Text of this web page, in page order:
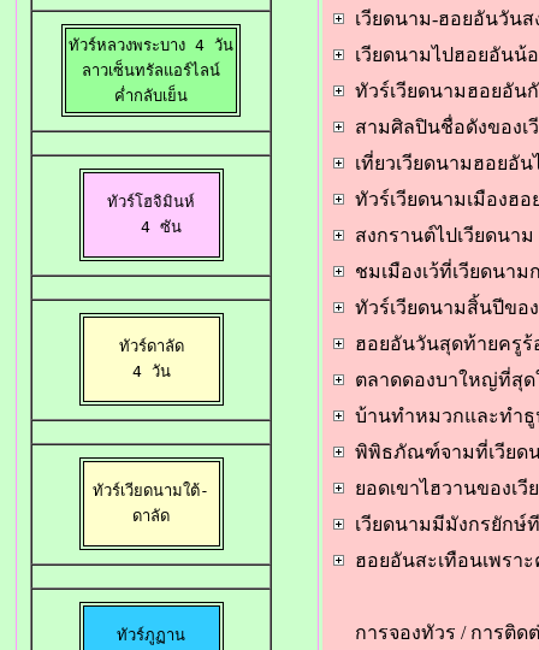
ทัวร์หลวงพระบาง 4 วัน
ลาวเซ็นทรัลแอร์ไลน์
ค่ำกลับเย็น
ทัวร์โฮจิมินห์
  4 ซัน
ทัวร์ดาลัด
4 วัน
ทัวร์เวียดนามใต้-
ดาลัด
ทัวร์ภูฏาน
เวียดนาม-ฮอยอันวันส
เวียดนามไปฮอยอันน้
ทัวร์เวียดนามฮอยอัน
สามศิลปินชื่อดังของเ
เที่ยวเวียดนามฮอยอัน
ทัวร์เวียดนามเมืองฮ
สงกรานต์ไปเวียดนาม
ชมเมืองเว้ที่เวียดนาม
ทัวร์เวียดนามสิ้นปีขอ
ฮอยอันวันสุดท้ายครูร้
ตลาดดองบาใหญ่ที่สุด
บ้านทำหมวกและทำธู
พิพิธภัณฑ์จามที่เวียด
ยอดเขาไฮวานของเ
เวียดนามมีมังกรยักษ์
ฮอยอันสะเทือนเพรา
การจองทัวร /การติดต่